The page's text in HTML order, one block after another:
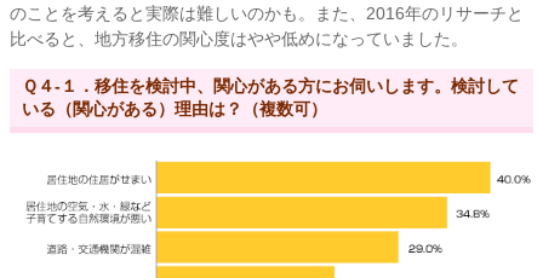
のことを考えると実際は難しいのかも。また、2016年のリサーチと
比べると、地方移住の関心度はやや低めになっていました。
Ｑ４-１．移住を検討中、関心がある方にお伺いします。検討して
いる（関心がある）理由は？（複数可）